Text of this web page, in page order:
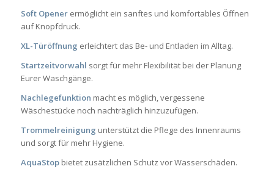
Soft Openerermöglicht ein sanftes und komfortables Öffnen
auf Knopfdruck.
XL-Türöffnung erleichtert das Be- und Entladen im Alltag.
Startzeitvorwahl sorgt für mehr Flexibilität bei der Planung
Eurer Waschgänge.
Nachlegefunktion macht es möglich, vergessene
Wäschestücke noch nachträglich hinzuzufügen.
Trommelreinigung unterstützt die Pflege des Innenraums
und sorgt für mehr Hygiene.
AquaStopbietet zusätzlichen Schutz vor Wasserschäden.